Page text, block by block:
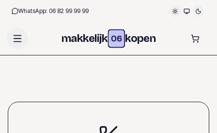
WhatsApp: 06 82 99 99 99
makkelijk 06 kopen